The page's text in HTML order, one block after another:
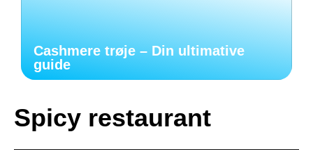
Cashmere trøje – Din ultimative
guide
Spicy restaurant